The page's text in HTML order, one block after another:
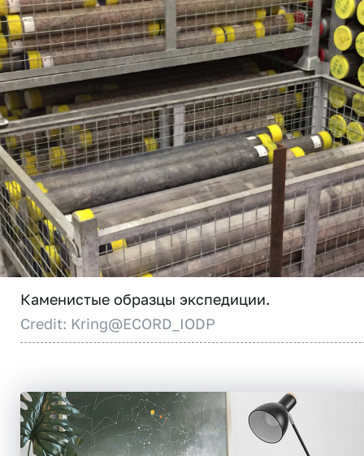
Каменистые образцы экспедиции.
Credit: Kring@ECORD_IODP